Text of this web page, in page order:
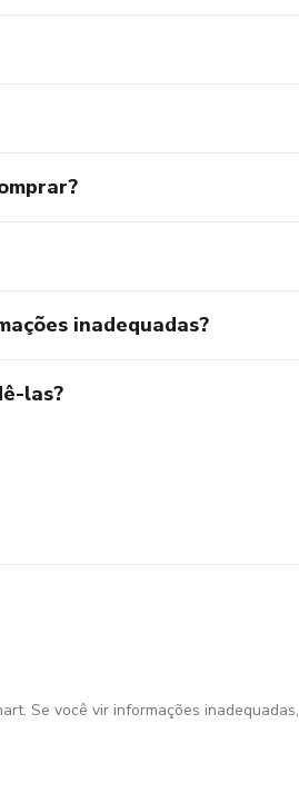
ou sobrecarga emocional
ESPERAR
inadequadas?
las?
Se você vir informações inadequadas,